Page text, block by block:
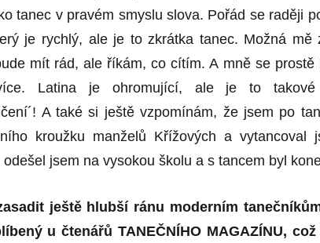
tanec v pravém smyslu slova. Pořád se raději
je rychlý, ale je to zkrátka tanec. Možná mě
mít rád, ale říkám, co cítím. A mně se prostě
Latina je ohromující, ale je to takové
A také si ještě vzpomínám, že jsem po
kroužku manželů Křížových a vytancoval
odešel jsem na vysokou školu a s tancem byl
ještě hlubší ránu moderním
u čtenářů TANEČNÍHO MAGAZÍNU,